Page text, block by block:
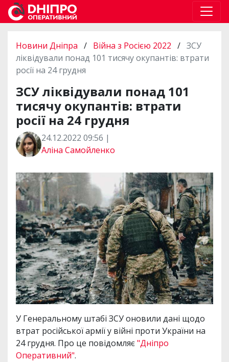
Новини Дніпра / Війна з Росією 2022 / ЗСУ
ліквідували понад 101 тисячу окупантів: втрати
росії на 24 грудня
ЗСУ ліквідували понад 101
тисячу окупантів: втрати
росії на 24 грудня
24.12.2022 09:56 |
Аліна Самойленко
У Генеральному штабі ЗСУ оновили дані щодо
втрат російської армії у війні проти України на
24 грудня. Про це повідомляє"Дніпро
Оперативний".